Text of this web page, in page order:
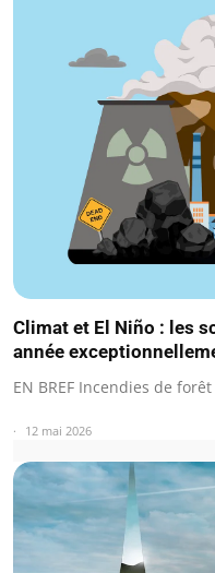
Climat et El Niño : les
année
EN BREF Incendies de
12 mai 2026